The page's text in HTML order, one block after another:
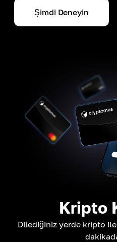
Şimdi Deneyin
Kripto
Dilediğiniz yerde kripto ile